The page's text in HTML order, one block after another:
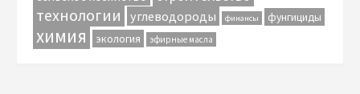
технологии углеводороды финансы фунгициды
химия экология эфирные масла